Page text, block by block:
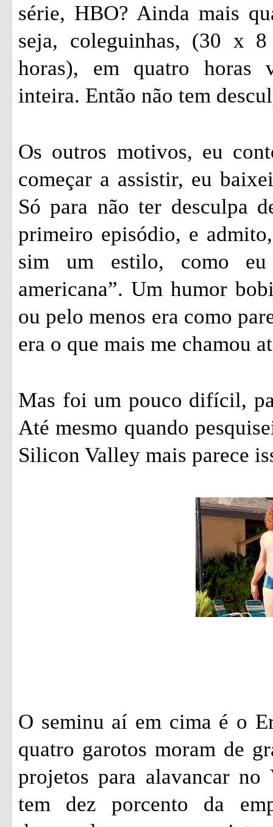
série, HBO? Ainda mais
seja, coleguinhas, (30 x
horas), em quatro horas
inteira. Então não tem
Os outros motivos, eu
começar a assistir, eu
Só para não ter desculpa
primeiro episódio, e
sim um estilo, como eu
americana”. Um humor
ou pelo menos era como
era o que mais me chamou
Mas foi um pouco difícil,
Até mesmo quando
Silicon Valley mais parece
O seminu aí em cima é o
quatro garotos moram de
projetos para alavancar
tem dez porcento da